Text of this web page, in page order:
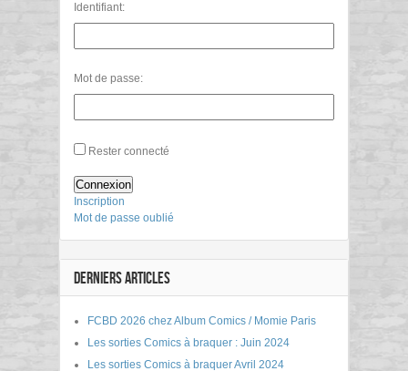
Identifiant:
Mot de passe:
Rester connecté
Connexion
Inscription
Mot de passe oublié
DERNIERS ARTICLES
FCBD 2026 chez Album Comics / Momie Paris
Les sorties Comics à braquer : Juin 2024
Les sorties Comics à braquer Avril 2024